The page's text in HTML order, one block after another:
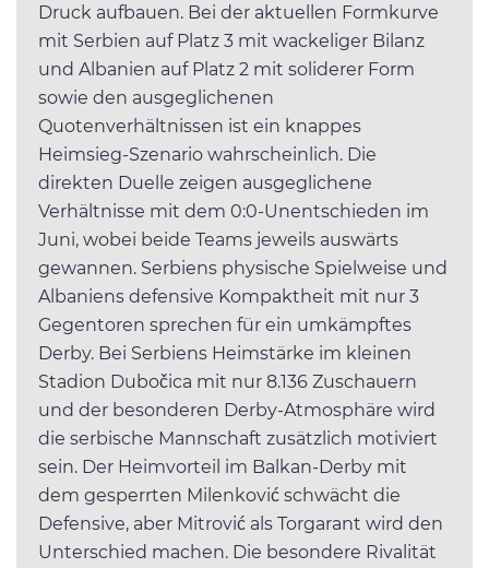
Druck aufbauen. Bei der aktuellen Formkurve
mit Serbien auf Platz 3 mit wackeliger Bilanz
und Albanien auf Platz 2 mit soliderer Form
sowie den ausgeglichenen
Quotenverhältnissen ist ein knappes
Heimsieg-Szenario wahrscheinlich. Die
direkten Duelle zeigen ausgeglichene
Verhältnisse mit dem 0:0-Unentschieden im
Juni, wobei beide Teams jeweils auswärts
gewannen. Serbiens physische Spielweise und
Albaniens defensive Kompaktheit mit nur 3
Gegentoren sprechen für ein umkämpftes
Derby. Bei Serbiens Heimstärke im kleinen
Stadion Dubočica mit nur 8.136 Zuschauern
und der besonderen Derby-Atmosphäre wird
die serbische Mannschaft zusätzlich motiviert
sein. Der Heimvorteil im Balkan-Derby mit
dem gesperrten Milenković schwächt die
Defensive, aber Mitrović als Torgarant wird den
Unterschied machen. Die besondere Rivalität